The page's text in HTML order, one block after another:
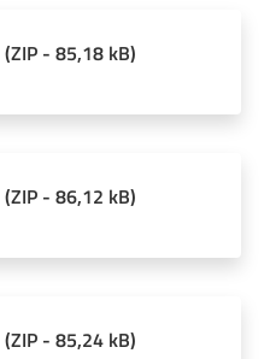
(ZIP - 85,18 kB)
(ZIP - 86,12 kB)
(ZIP - 85,24 kB)